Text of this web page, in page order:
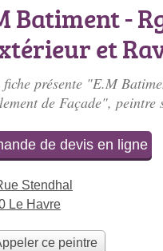
Batiment -
et
fiche présente "E.M
de Façade", peintre
de devis en ligne
Stendhal
Le Havre
ce peintre